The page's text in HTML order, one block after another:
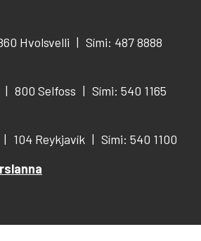
Hvolsvelli
Sími: 487 8888
800 Selfoss
Sími: 540 1165
104 Reykjavík
Sími: 540 1100